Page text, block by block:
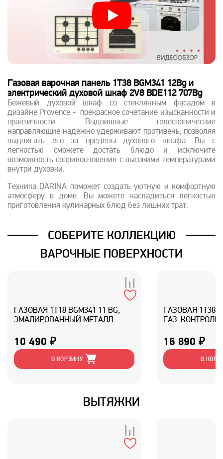
Газовая варочная панель 1T38 BGM341 12Bg и
электрический духовой шкаф 2V8 BDE112 707Bg
Бежевый духовой шкаф со стеклянным фасадом в
дизайне Provence - прекрасное сочетание изысканности и
практичности. Выдвижные телескопические
направляющие надежно удерживают противень, позволяя
выдвигать его за пределы духового шкафа. Вы с
легкостью сможете достать блюдо и исключите
возможность соприкосновения с высокими температурами
внутри духовки.
Техника DARINA поможет создать уютную и комфортную
атмосферу в доме. Вы можете насладиться легкостью
приготовления кулинарных блюд без лишних трат.
СОБЕРИТЕ КОЛЛЕКЦИЮ
ВАРОЧНЫЕ ПОВЕРХНОСТИ
ГАЗОВАЯ 1T18 BGM341 11 BG,
ЭМАЛИРОВАННЫЙ МЕТАЛЛ
10 490 ₽
В КОРЗИНУ
ГАЗОВАЯ 1T38
ГАЗ-
16 890 ₽
В
ВЫТЯЖКИ